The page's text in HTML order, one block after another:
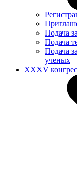
Подача
Подача
Подача
ученых
XXXV